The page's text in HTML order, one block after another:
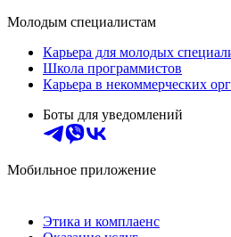
Молодым специалистам
Карьера для молодых
Школа программистов
Карьера в некоммерческих
Боты для уведомлений
Мобильное приложение
Этика и комплаенс